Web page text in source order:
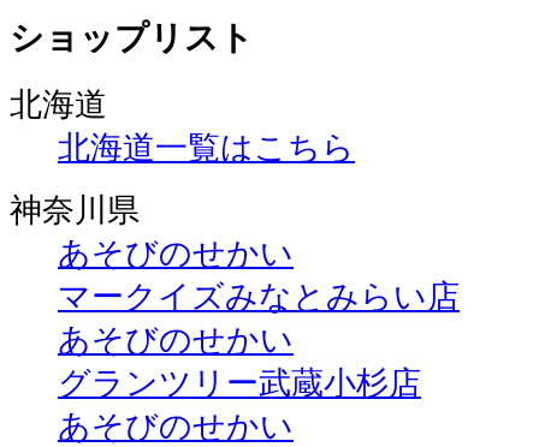
ショップリスト
北海道
北海道一覧はこちら
神奈川県
あそびのせかい
マークイズみなとみらい店
あそびのせかい
グランツリー武蔵小杉店
あそびのせかい